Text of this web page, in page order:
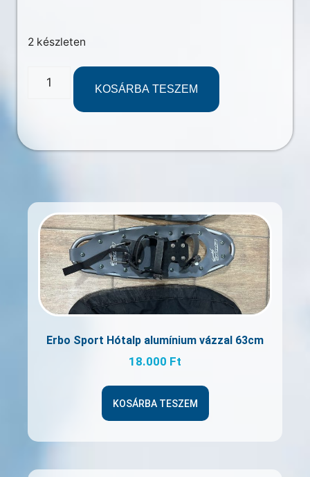
2 készleten
KOSÁRBA TESZEM
Erbo Sport Hótalp alumínium vázzal 63cm
18.000 Ft
KOSÁRBA TESZEM